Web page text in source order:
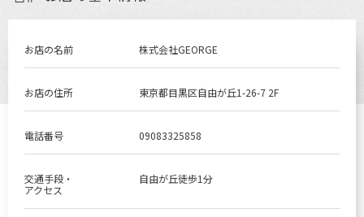
お店の名前 株式会社GEORGE
お店の住所 東京都目黒区自由が丘1-26-7 2F
電話番号 09083325858
交通手段・
アクセス
自由が丘徒歩1分